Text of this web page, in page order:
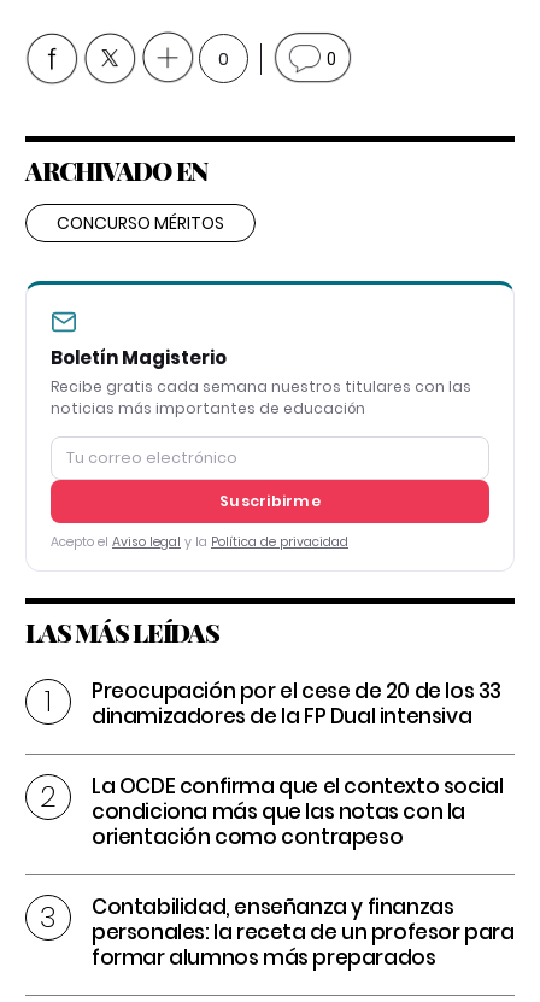
0 0
ARCHIVADO EN
CONCURSO MÉRITOS
Boletín Magisterio
Recibe gratis cada semana nuestros titulares con las
noticias más importantes de educación
Suscribirme
Acepto el Aviso legal y la Política de privacidad
LAS MÁS LEÍDAS
Preocupación por el cese de 20 de los 33
dinamizadores de la FP Dual intensiva
La OCDE confirma que el contexto social
condiciona más que las notas con la
orientación como contrapeso
Contabilidad, enseñanza y finanzas
personales: la receta de un profesor para
formar alumnos más preparados